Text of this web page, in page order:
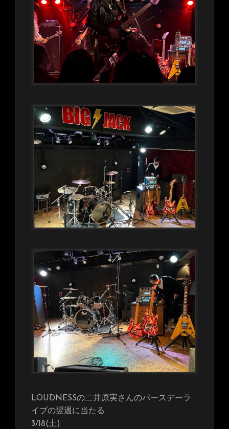
LOUDNESSの二井原実さんのバースデーラ
イブの翌週に当たる
3/18(土)